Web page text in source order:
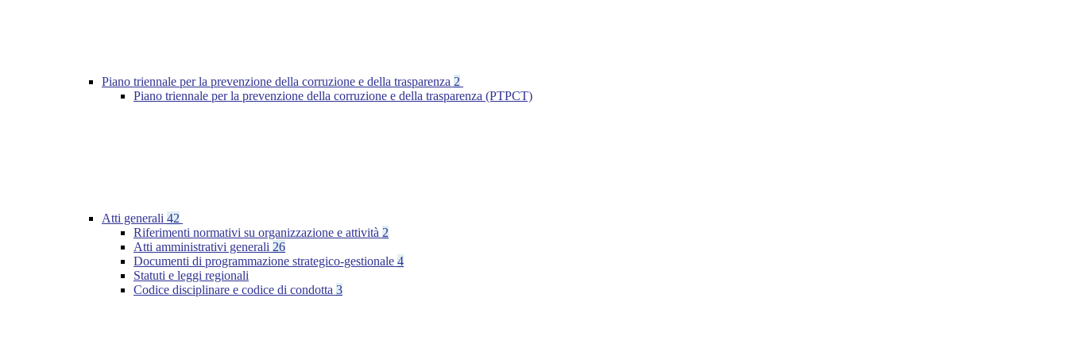
Piano triennale per la prevenzione della corruzione e della trasparenza 2
Piano triennale per la prevenzione della corruzione e della trasparenza (PTPCT)
Atti generali 42
Riferimenti normativi su organizzazione e attività 2
Atti amministrativi generali 26
Documenti di programmazione strategico-gestionale 4
Statuti e leggi regionali
Codice disciplinare e codice di condotta 3